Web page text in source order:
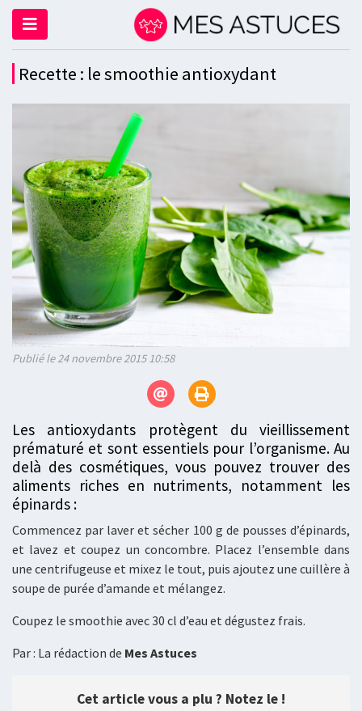
Recette : le smoothie antioxydant
Publié le 24 novembre 2015 10:58
Les antioxydants protègent du vieillissement
prématuré et sont essentiels pour l’organisme. Au
delà des cosmétiques, vous pouvez trouver des
aliments riches en nutriments, notamment les
épinards :
Commencez par laver et sécher 100 g de pousses d’épinards,
et lavez et coupez un concombre. Placez l’ensemble dans
une centrifugeuse et mixez le tout, puis ajoutez une cuillère à
soupe de purée d’amande et mélangez.
Coupez le smoothie avec 30 cl d’eau et dégustez frais.
Par : La rédaction de Mes Astuces
Cet article vous a plu ? Notez le !